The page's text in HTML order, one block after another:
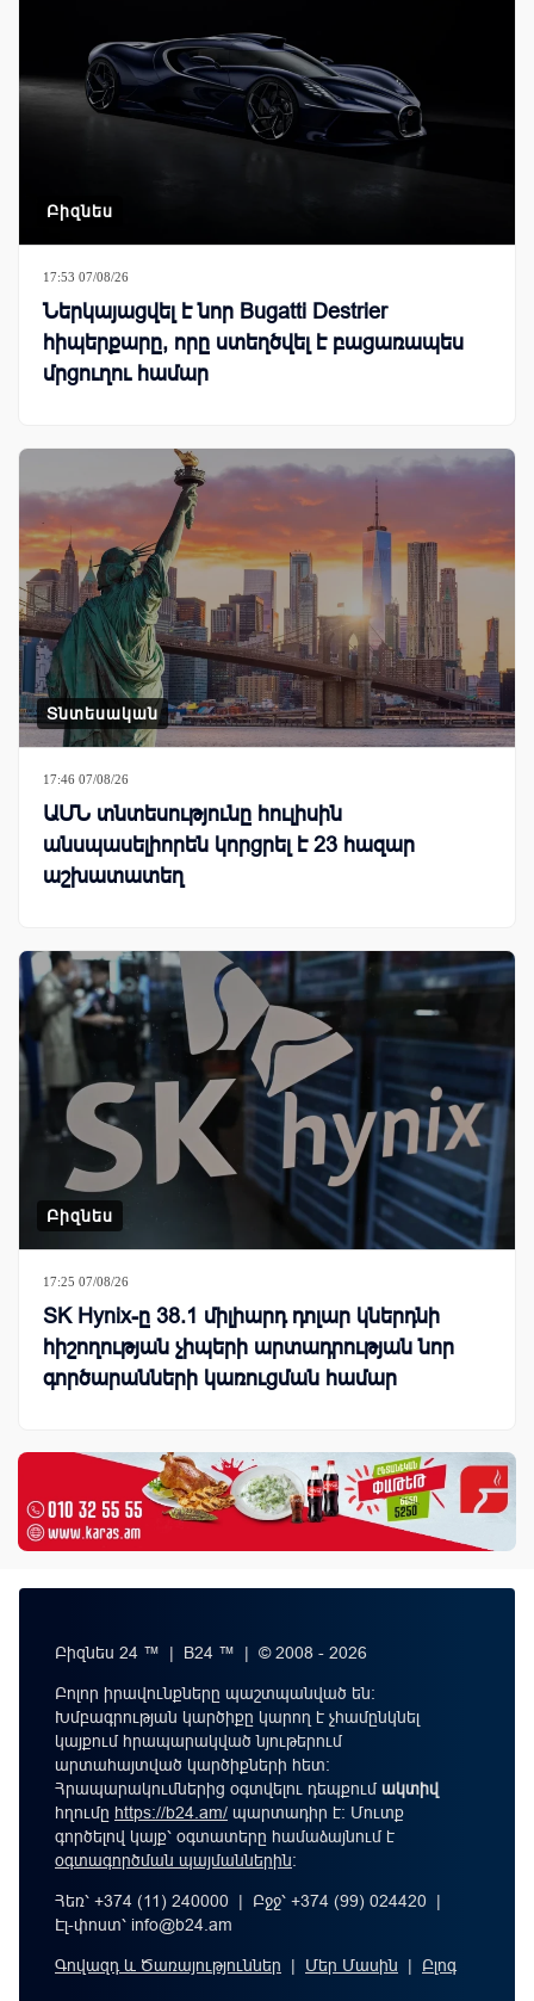
Բիզնես
17:53 07/08/26
Ներկայացվել է նոր Bugatti Destrier
հիպերքարը, որը ստեղծվել է բացառապես
մրցուղու համար
Տնտեսական
17:46 07/08/26
ԱՄՆ տնտեսությունը հուլիսին
անսպասելիորեն կորցրել է 23 հազար
աշխատատեղ
Բիզնես
17:25 07/08/26
SK Hynix-ը 38.1 միլիարդ դոլար կներդնի
հիշողության չիպերի արտադրության նոր
գործարանների կառուցման համար
Բիզնես 24 ™ | B24 ™ | © 2008 - 2026
Բոլոր իրավունքները պաշտպանված են:
Խմբագրության կարծիքը կարող է չհամընկնել
կայքում հրապարակված նյութերում
արտահայտված կարծիքների հետ:
Հրապարակումներից օգտվելու դեպքումակտիվ
հղումը https://b24.am/ պարտադիր է: Մուտք
գործելով կայք՝ օգտատերը համաձայնում է
օգտագործման պայմաններին։
Հեռ՝ +374 (11) 240000 | Բջջ՝ +374 (99) 024420 |
Էլ-փոստ՝ info@b24.am
Գովազդ և Ծառայություններ | Մեր Մասին | Բլոգ